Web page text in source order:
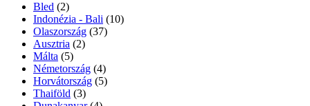
Bled (2)
Indonézia - Bali (10)
Olaszország (37)
Ausztria (2)
Málta (5)
Németország (4)
Horvátország (5)
Thaiföld (3)